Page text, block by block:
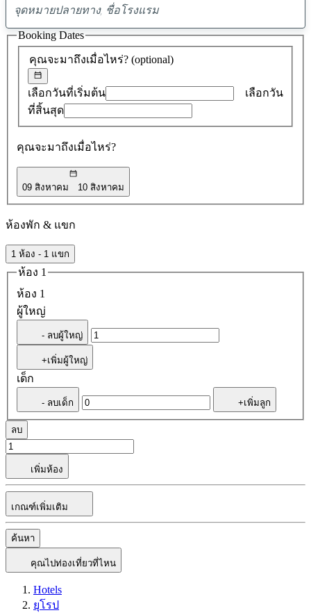
พบ
ข้อ
เสนอ
0
คุณจะมาถึงเมื่อไหร่? (optional)
เลือกวันที่เริ่มต้น
เลือกวัน
ที่สิ้นสุด
คุณจะมาถึงเมื่อไหร่?
09 สิงหาคม 10 สิงหาคม
Booking Dates
ห้องพัก & แขก
1 ห้อง - 1 แขก
ห้อง 1
ห้อง 1
ผู้ใหญ่
- ลบผู้ใหญ่
+เพิ่มผู้ใหญ่
เด็ก
- ลบเด็ก +เพิ่มลูก
ลบ
เพิ่มห้อง
เกณฑ์เพิ่มเติม
ค้นหา
คุณไปท่องเที่ยวที่ไหน
Hotels
ยุโรป